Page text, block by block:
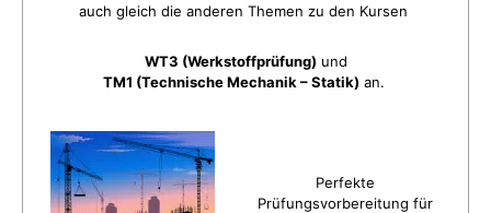
auch gleich die anderen Themen zu den Kursen
WT3 (Werkstoffprüfung) und
TM1 (Technische Mechanik – Statik) an.
Perfekte
Prüfungsvorbereitung für